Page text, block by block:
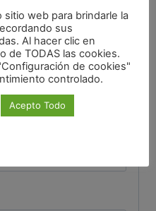
web para brindarle la
sus
Al hacer clic en
de TODAS las cookies.
de cookies"
controlado.
Acepto Todo